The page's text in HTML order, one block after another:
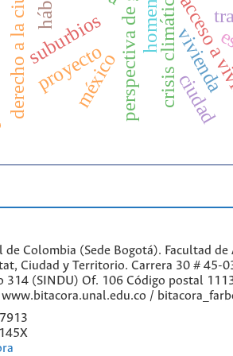
proyecto
derecho a la ciudad crisis climática
méxico vivienda
suburbios
ciudad
de Colombia (Sede Bogotá). Facultad
Ciudad y Territorio. Carrera 30 # 45-
314 (SINDU) Of. 106 Código postal
/